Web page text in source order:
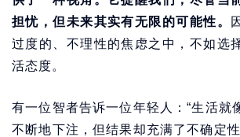
担忧，但未来其实有无限的可能性。
过度的、不理性的焦虑之中，不如选
活态度。
有一位智者告诉一位年轻人：“生活就
不断地下注，但结果却充满了不确定